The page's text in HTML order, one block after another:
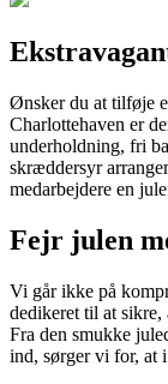
Ønsker du at tilføje
Charlottehaven er
underholdning, fri
skræddersyr
medarbejdere en
Fejr julen
Vi går ikke på
dedikeret til at
Fra den smukke
ind, sørger vi for, at